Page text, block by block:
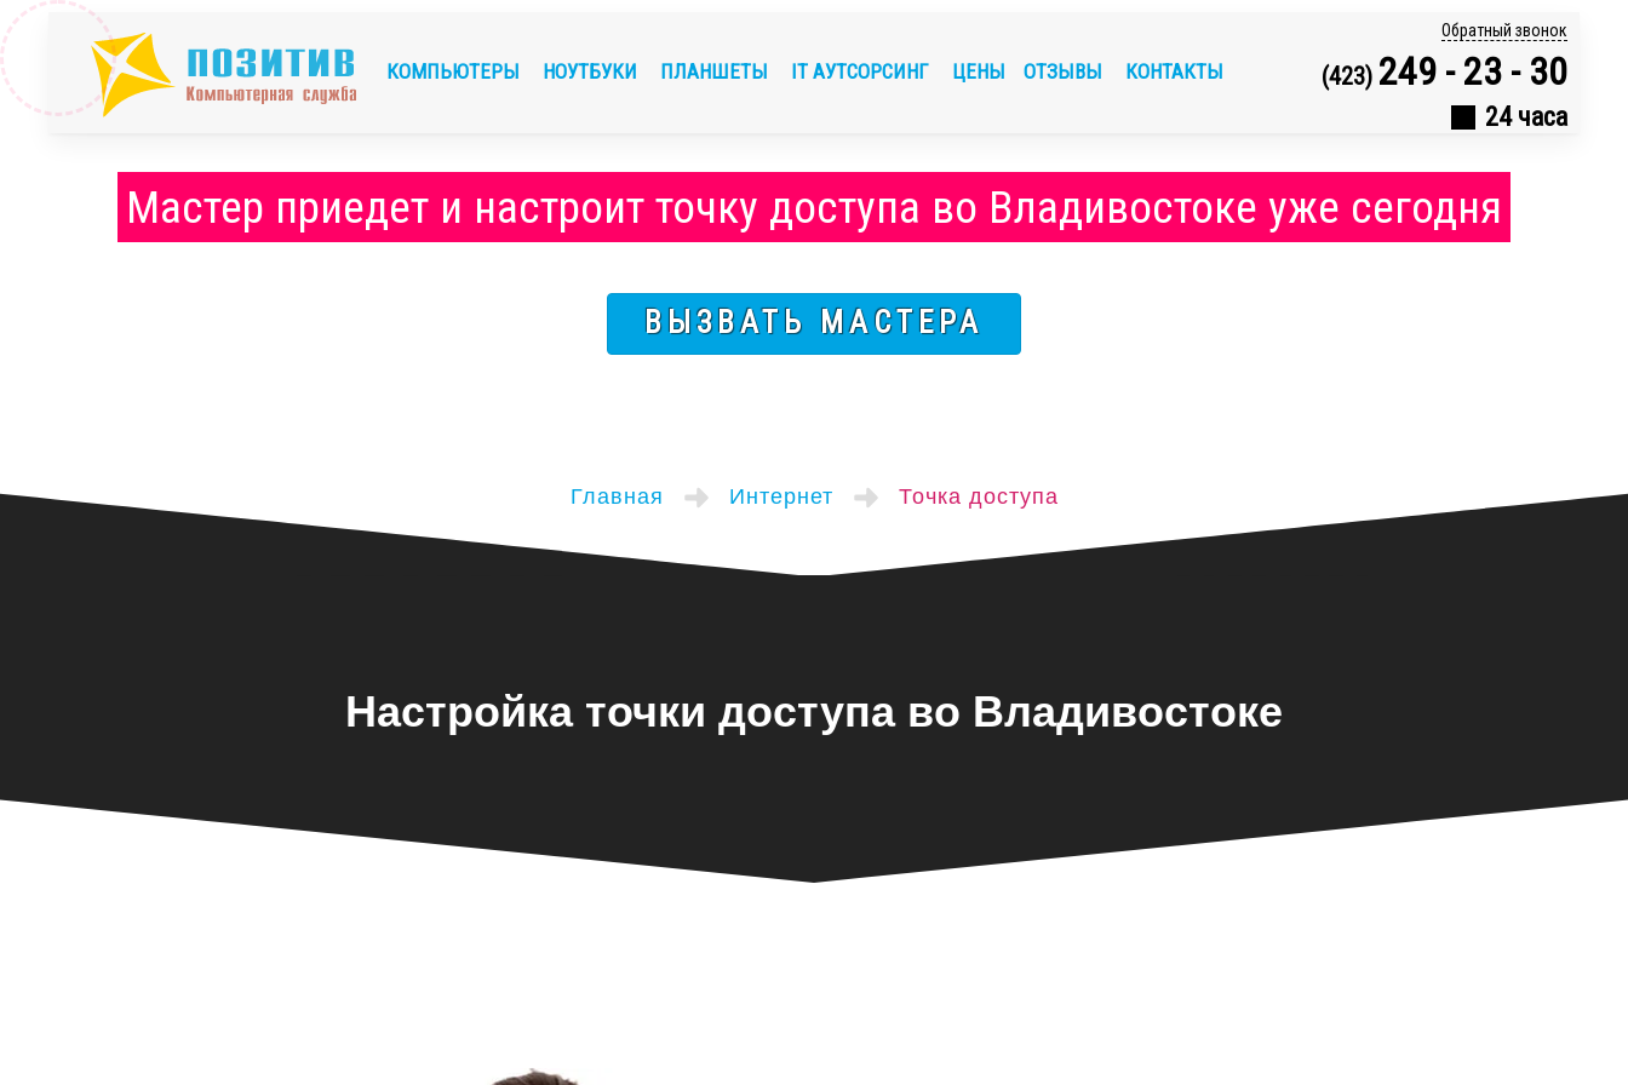
Обратный звонок
(423) 249 - 23 - 30
24 часа
КОМПЬЮТЕРЫ НОУТБУКИ ПЛАНШЕТЫ IT АУТСОРСИНГ ЦЕНЫ ОТЗЫВЫ КОНТАКТЫ
Мастер приедет и настроит точку доступа во Владивостоке уже сегодня
ВЫЗВАТЬ МАСТЕРА
Главная Интернет Точка доступа
Настройка точки доступа во Владивостоке